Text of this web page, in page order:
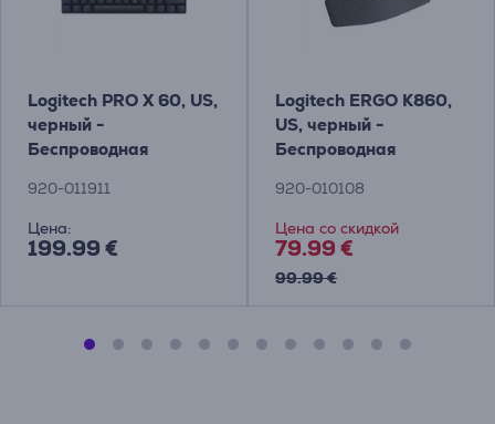
Logitech PRO X 60, US,
черный -
Беспроводная
920-011911
920-011911
Цена:
199.99 €
Logitech ERGO K860,
US, черный -
Беспроводная
920-010108
Цена со скидкой
79.99 €
99.99 €